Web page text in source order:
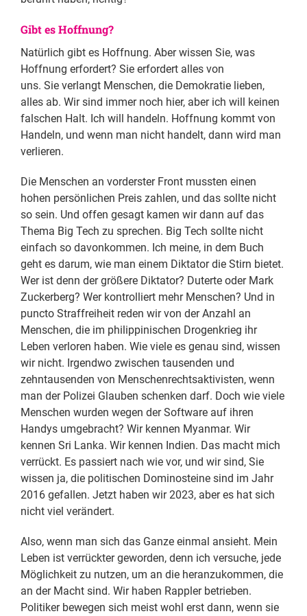
Gibt es Hoffnung?
Natürlich gibt es Hoffnung. Aber wissen Sie, was
Hoffnung erfordert? Sie erfordert alles von
uns. Sie verlangt Menschen, die Demokratie lieben,
alles ab. Wir sind immer noch hier, aber ich will keinen
falschen Halt. Ich will handeln. Hoffnung kommt von
Handeln, und wenn man nicht handelt, dann wird man
verlieren.
Die Menschen an vorderster Front mussten einen
hohen persönlichen Preis zahlen, und das sollte nicht
so sein. Und offen gesagt kamen wir dann auf das
Thema Big Tech zu sprechen. Big Tech sollte nicht
einfach so davonkommen. Ich meine, in dem Buch
geht es darum, wie man einem Diktator die Stirn bietet.
Wer ist denn der größere Diktator? Duterte oder Mark
Zuckerberg? Wer kontrolliert mehr Menschen? Und in
puncto Straffreiheit reden wir von der Anzahl an
Menschen, die im philippinischen Drogenkrieg ihr
Leben verloren haben. Wie viele es genau sind, wissen
wir nicht. Irgendwo zwischen tausenden und
zehntausenden von Menschenrechtsaktivisten, wenn
man der Polizei Glauben schenken darf. Doch wie viele
Menschen wurden wegen der Software auf ihren
Handys umgebracht? Wir kennen Myanmar. Wir
kennen Sri Lanka. Wir kennen Indien. Das macht mich
verrückt. Es passiert nach wie vor, und wir sind, Sie
wissen ja, die politischen Dominosteine sind im Jahr
2016 gefallen. Jetzt haben wir 2023, aber es hat sich
nicht viel verändert.
Also, wenn man sich das Ganze einmal ansieht. Mein
Leben ist verrückter geworden, denn ich versuche, jede
Möglichkeit zu nutzen, um an die heranzukommen, die
an der Macht sind. Wir haben Rappler betrieben.
Politiker bewegen sich meist wohl erst dann, wenn sie